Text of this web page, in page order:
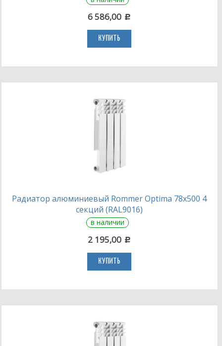
6 586,00 c
КУПИТЬ
Радиатор алюминиевый Rommer Optima 78х500 4
секций (RAL9016)
в наличии
2 195,00 c
КУПИТЬ